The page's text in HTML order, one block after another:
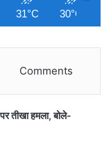
31°C 30°C
Comments
तीखा हमला, बोले-